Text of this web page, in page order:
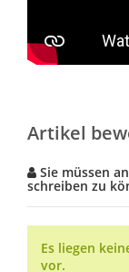
Artikel
Sie müssen
schreiben zu
Es liegen
vor.